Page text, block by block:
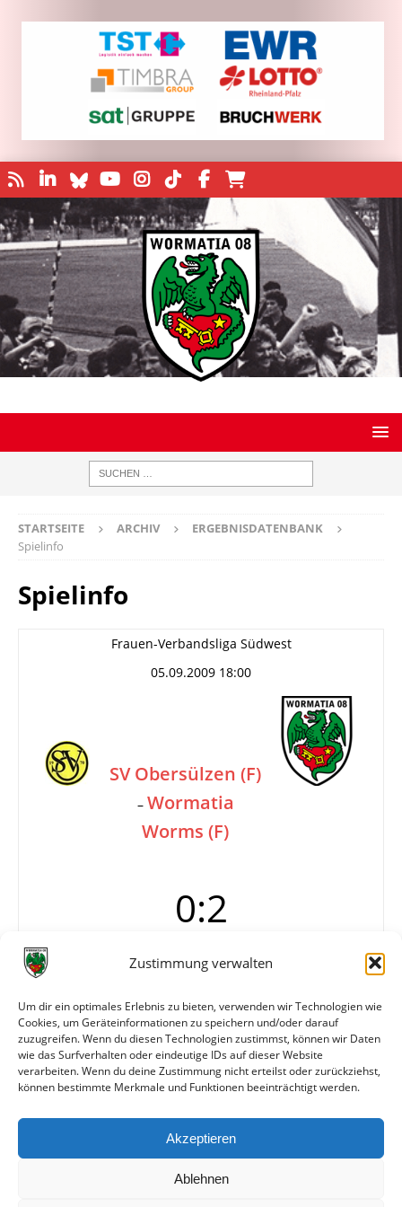
Zustimmung verwalten
Um dir ein optimales Erlebnis zu bieten, verwenden wir Technologien wie
Cookies, um Geräteinformationen zu speichern und/oder darauf
zuzugreifen. Wenn du diesen Technologien zustimmst, können wir Daten
wie das Surfverhalten oder eindeutige IDs auf dieser Website
verarbeiten. Wenn du deine Zustimmung nicht erteilst oder zurückziehst,
können bestimmte Merkmale und Funktionen beeinträchtigt werden.
Akzeptieren
Ablehnen
STARTSEITE ARCHIV
ERGEBNISDATENBANK
Spielinfo
Spielinfo
Frauen-Verbandsliga Südwest
05.09.2009 18:00
SV Obersülzen (F)
– Wormatia
Worms (F)
0:2
Tore
Karten
Gelb-Rot:Heiderich (Wormatia)
Info
4. Spieltag
Alle bisherigen Partien der beiden Mannschaften
anzeigen